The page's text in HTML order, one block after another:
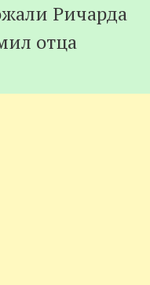
Ричарда
отца